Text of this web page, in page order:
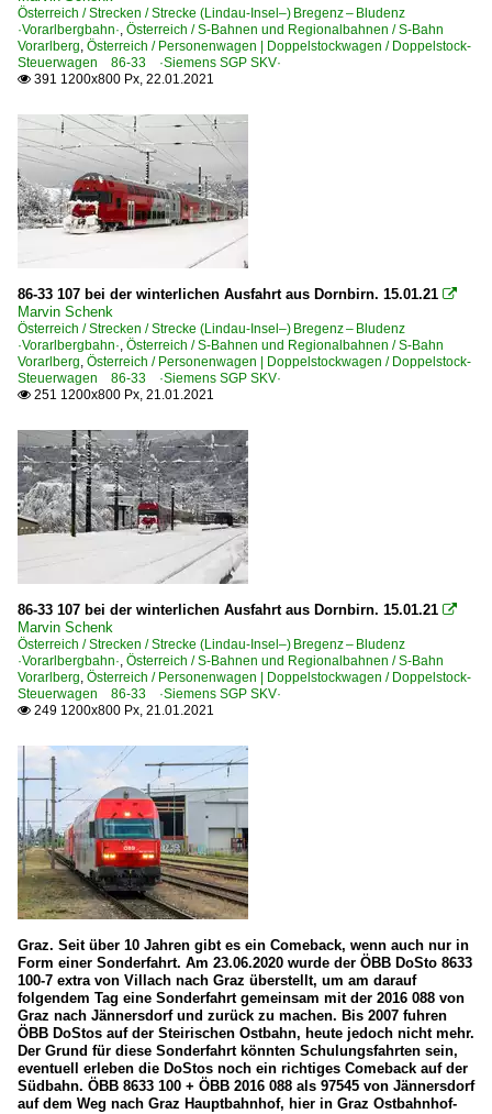
Österreich / Strecken / Strecke (Lindau-Insel–) Bregenz – Bludenz
·Vorarlbergbahn·, Österreich / S-Bahnen und Regionalbahnen / S-Bahn
Vorarlberg, Österreich / Personenwagen | Doppelstockwagen / Doppelstock-
Steuerwagen 86-33 ·Siemens SGP SKV·
 391 1200x800 Px, 22.01.2021
86-33 107 bei der winterlichen Ausfahrt aus Dornbirn. 15.01.21 
Marvin Schenk
Österreich / Strecken / Strecke (Lindau-Insel–) Bregenz – Bludenz
·Vorarlbergbahn·, Österreich / S-Bahnen und Regionalbahnen / S-Bahn
Vorarlberg, Österreich / Personenwagen | Doppelstockwagen / Doppelstock-
Steuerwagen 86-33 ·Siemens SGP SKV·
 251 1200x800 Px, 21.01.2021
86-33 107 bei der winterlichen Ausfahrt aus Dornbirn. 15.01.21 
Marvin Schenk
Österreich / Strecken / Strecke (Lindau-Insel–) Bregenz – Bludenz
·Vorarlbergbahn·, Österreich / S-Bahnen und Regionalbahnen / S-Bahn
Vorarlberg, Österreich / Personenwagen | Doppelstockwagen / Doppelstock-
Steuerwagen 86-33 ·Siemens SGP SKV·
 249 1200x800 Px, 21.01.2021
Graz. Seit über 10 Jahren gibt es ein Comeback, wenn auch nur in
Form einer Sonderfahrt. Am 23.06.2020 wurde der ÖBB DoSto 8633
100-7 extra von Villach nach Graz überstellt, um am darauf
folgendem Tag eine Sonderfahrt gemeinsam mit der 2016 088 von
Graz nach Jännersdorf und zurück zu machen. Bis 2007 fuhren
ÖBB DoStos auf der Steirischen Ostbahn, heute jedoch nicht mehr.
Der Grund für diese Sonderfahrt könnten Schulungsfahrten sein,
eventuell erleben die DoStos noch ein richtiges Comeback auf der
Südbahn. ÖBB 8633 100 + ÖBB 2016 088 als 97545 von Jännersdorf
auf dem Weg nach Graz Hauptbahnhof, hier in Graz Ostbahnhof-